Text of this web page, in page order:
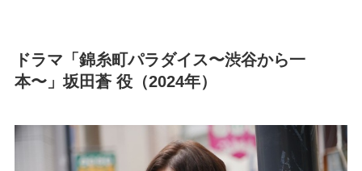
ドラマ「錦糸町パラダイス〜渋谷から一
本〜」坂田蒼 役（2024年）